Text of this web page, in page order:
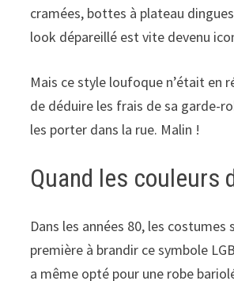
cramées, bottes à plateau
look dépareillé est vite devenu
Mais ce style loufoque n’était en
de déduire les frais de sa garde-
les porter dans la rue. Malin !
Quand les couleurs
Dans les années 80, les
première à brandir ce symbole
a même opté pour une robe